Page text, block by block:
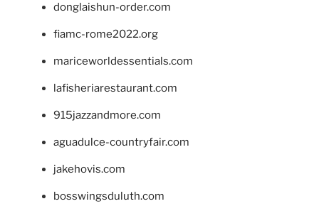
donglaishun-order.com
fiamc-rome2022.org
mariceworldessentials.com
lafisheriarestaurant.com
915jazzandmore.com
aguadulce-countryfair.com
jakehovis.com
bosswingsduluth.com